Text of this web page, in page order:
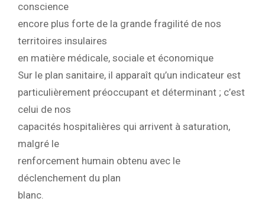
conscience
encore plus forte de la grande fragilité de nos
territoires insulaires
en matière médicale, sociale et économique
Sur le plan sanitaire, il apparaît qu’un indicateur est
particulièrement préoccupant et déterminant ; c’est
celui de nos
capacités hospitalières qui arrivent à saturation,
malgré le
renforcement humain obtenu avec le
déclenchement du plan
blanc.